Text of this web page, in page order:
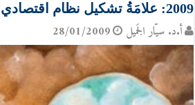
2009: علامَةُ تشكيل نظام اقتصادي عالمي!!
أ.د. سيّار الجَميل 28/01/2009